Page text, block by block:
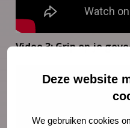
Deze website
We gebruiken cookies
Video 3: Grip op je